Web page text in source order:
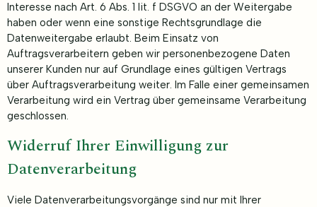
Interesse nach Art. 6 Abs. 1 lit. f DSGVO an der Weitergabe
haben oder wenn eine sonstige Rechtsgrundlage die
Datenweitergabe erlaubt. Beim Einsatz von
Auftragsverarbeitern geben wir personenbezogene Daten
unserer Kunden nur auf Grundlage eines gültigen Vertrags
über Auftragsverarbeitung weiter. Im Falle einer gemeinsamen
Verarbeitung wird ein Vertrag über gemeinsame Verarbeitung
geschlossen.
Widerruf Ihrer Einwilligung zur
Datenverarbeitung
Viele Datenverarbeitungsvorgänge sind nur mit Ihrer